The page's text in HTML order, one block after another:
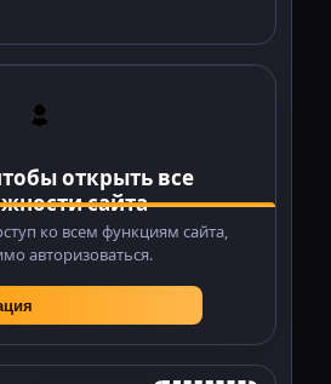
открыть все
сайта
ко всем функциям сайта,
авторизоваться.